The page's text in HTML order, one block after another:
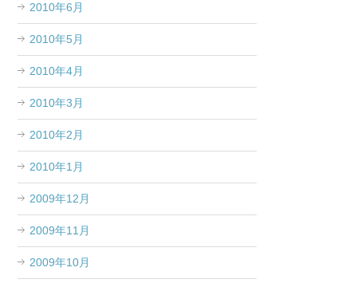
2010年6月
2010年5月
2010年4月
2010年3月
2010年2月
2010年1月
2009年12月
2009年11月
2009年10月